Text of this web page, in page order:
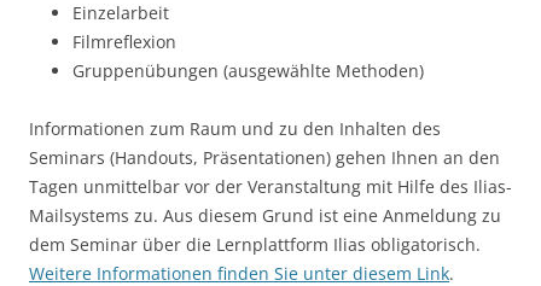
Einzelarbeit
Filmreflexion
Gruppenübungen (ausgewählte Methoden)
Informationen zum Raum und zu den Inhalten des
Seminars (Handouts, Präsentationen) gehen Ihnen an den
Tagen unmittelbar vor der Veranstaltung mit Hilfe des Ilias-
Mailsystems zu. Aus diesem Grund ist eine Anmeldung zu
dem Seminar über die Lernplattform Ilias obligatorisch.
Weitere Informationen finden Sie unter diesem Link.